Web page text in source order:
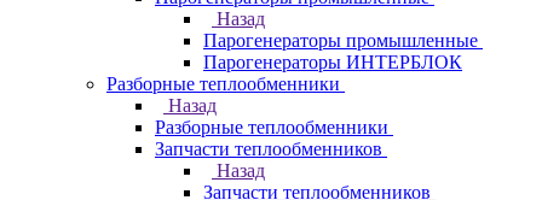
Назад
Парогенераторы промышленные
Парогенераторы ИНТЕРБЛОК
Разборные теплообменники
Назад
Разборные теплообменники
Запчасти теплообменников
Назад
Запчасти теплообменников